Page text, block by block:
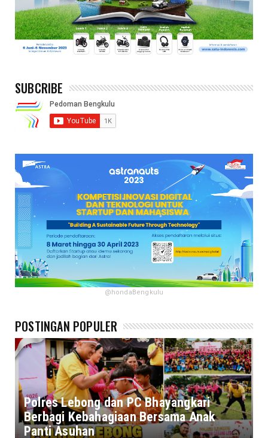
SUBCRIBE
@hondaBengkulu
POSTINGAN POPULER
Polres Lebong dan PC Bhayangkari
Berbagi Kebahagiaan Bersama Anak
Panti Asuhan